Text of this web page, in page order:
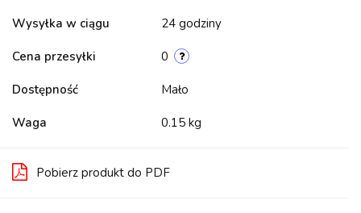
Wysyłka w ciągu 24 godziny
Cena przesyłki 0
Dostępność Mało
Waga 0.15 kg
Pobierz produkt do PDF